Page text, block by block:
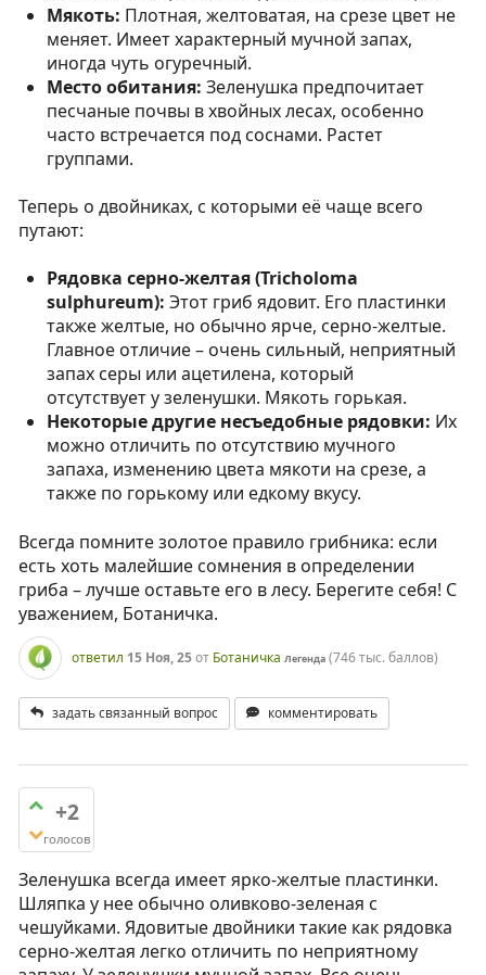
Мякоть: Плотная, желтоватая, на срезе цвет не
меняет. Имеет характерный мучной запах,
иногда чуть огуречный.
Место обитания: Зеленушка предпочитает
песчаные почвы в хвойных лесах, особенно
часто встречается под соснами. Растет
группами.
Теперь о двойниках, с которыми её чаще всего
путают:
Рядовка серно-желтая (Tricholoma
sulphureum): Этот гриб ядовит. Его пластинки
также желтые, но обычно ярче, серно-желтые.
Главное отличие – очень сильный, неприятный
запах серы или ацетилена, который
отсутствует у зеленушки. Мякоть горькая.
Некоторые другие несъедобные рядовки: Их
можно отличить по отсутствию мучного
запаха, изменению цвета мякоти на срезе, а
также по горькому или едкому вкусу.
Всегда помните золотое правило грибника: если
есть хоть малейшие сомнения в определении
гриба – лучше оставьте его в лесу. Берегите себя! С
уважением, Ботаничка.
ответил 15 Ноя, 25от Ботаничка Легенда (746 тыс.баллов)
задать связанный вопрос комментировать
+2
голосов
Зеленушка всегда имеет ярко-желтые пластинки.
Шляпка у нее обычно оливково-зеленая с
чешуйками. Ядовитые двойники такие как рядовка
серно-желтая легко отличить по неприятному